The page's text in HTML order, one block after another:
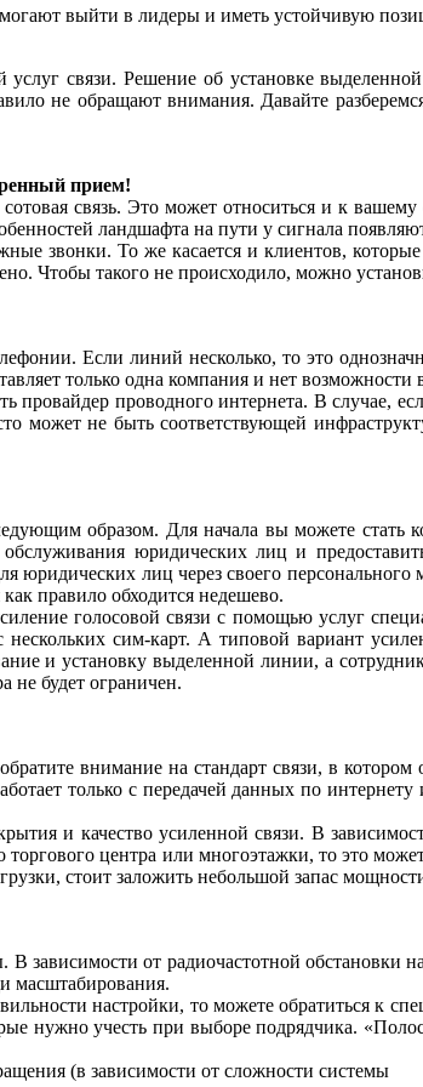
выйти в лидеры и иметь устойчивую
связи. Решение об установке
не обращают внимания. Давайте
прием!
связь. Это может относиться и к
ландшафта на пути у сигнала
звонки. То же касается и клиентов,
Чтобы такого не происходило, можно
Если линий несколько, то это
только одна компания и нет
проводного интернета. В случае,
может не быть соответствующей
образом. Для начала вы можете стать
юридических лиц и
юридических лиц через своего
правило обходится недешево.
голосовой связи с помощью услуг
сим-карт. А типовой вариант
и установку выделенной линии, а
будет ограничен.
внимание на стандарт связи, в
только с передачей данных по
и качество усиленной связи. В
центра или многоэтажки, то это
стоит заложить небольшой запас
зависимости от радиочастотной
масштабирования.
настройки, то можете обратиться к
учесть при выборе подрядчика.
(в зависимости от сложности системы